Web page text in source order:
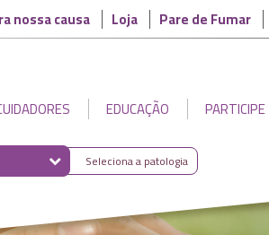
nossa causa Loja Pare de Fumar
EDUCAÇÃO PARTICIPE
Seleciona a patologia